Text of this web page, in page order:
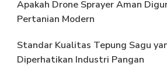
Apakah Drone Sprayer Aman
Pertanian Modern
Standar Kualitas Tepung Sagu
Diperhatikan Industri Pangan